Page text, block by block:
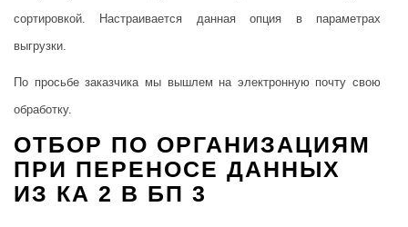
сортировкой. Настраивается данная опция в параметрах
выгрузки.
По просьбе заказчика мы вышлем на электронную почту свою
обработку.
ОТБОР ПО ОРГАНИЗАЦИЯМ
ПРИ ПЕРЕНОСЕ ДАННЫХ
ИЗ КА 2 В БП 3